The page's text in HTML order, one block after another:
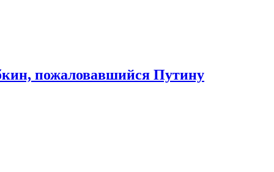
пожаловавшийся Путину